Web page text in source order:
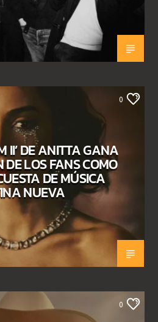
0
II’ DE ANITTA GANA
LOS FANS COMO
DE MÚSICA
NUEVA
0